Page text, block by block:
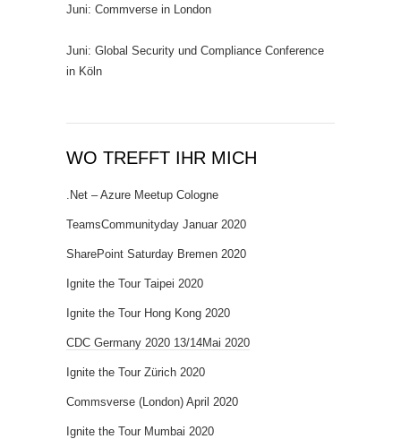
Juni: Commverse in London
Juni: Global Security und Compliance Conference
in Köln
WO TREFFT IHR MICH
.Net – Azure Meetup Cologne
TeamsCommunityday Januar 2020
SharePoint Saturday Bremen 2020
Ignite the Tour Taipei 2020
Ignite the Tour Hong Kong 2020
CDC Germany 2020 13/14Mai 2020
Ignite the Tour Zürich 2020
Commsverse (London) April 2020
Ignite the Tour Mumbai 2020